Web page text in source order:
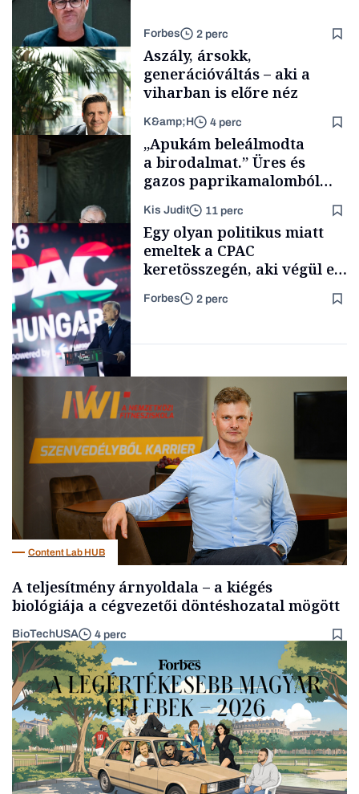
Politika
Forbes 2 perc
TÁMOGATÓI
TARTALOM
Aszály, ársokk,
generációváltás – aki a
viharban is előre néz
K&amp;H 4 perc
Családi
vállalkozások
„Apukám beleálmodta
a birodalmat.” Üres és
gazos paprikamalomból
lett az igazi családi
fűszersztori
Kis Judit 11 perc
Egy olyan politikus miatt
emeltek a CPAC
keretösszegén, aki végül el
sem jött a Fidesz egyik
kedvenc rendezvényére
Forbes 2 perc
Content Lab HUB
A teljesítmény árnyoldala – a kiégés
biológiája a cégvezetői döntéshozatal mögött
BioTechUSA 4 perc